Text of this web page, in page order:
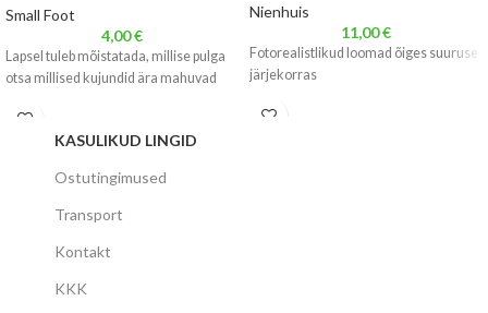
Small Foot
4,00€
Lapsel tuleb mõistatada, millise pulga
otsa millised kujundid ära mahuvad
Nienhuis
11,00€
Fotorealistlikud loomad õiges suuruse
järjekorras
KASULIKUD LINGID
Ostutingimused
Transport
Kontakt
KKK